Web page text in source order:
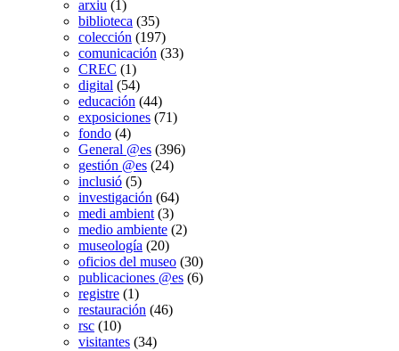
arxiu (1)
biblioteca (35)
colección (197)
comunicación (33)
CREC (1)
digital (54)
educación (44)
exposiciones (71)
fondo (4)
General @es (396)
gestión @es (24)
inclusió (5)
investigación (64)
medi ambient (3)
medio ambiente (2)
museología (20)
oficios del museo (30)
publicaciones @es (6)
registre (1)
restauración (46)
rsc (10)
visitantes (34)